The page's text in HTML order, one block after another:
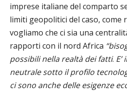
imprese italiane del comparto
limiti geopolitici del caso, come
vogliamo che ci sia una
rapporti con il nord Africa
possibili nella realtà dei fatti.
neutrale sotto il profilo
ci sono anche delle esigenze